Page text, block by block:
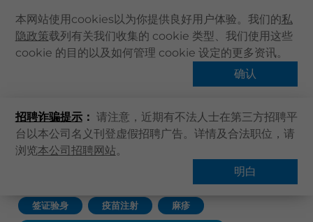
本网站使用cookies以为你提供良好用户体验。我们的私
隐政策载列有关我们收集的 cookie 类型、我们使用这些
cookie 的目的以及如何管理 cookie 设定的更多资讯。
确认
招聘诈骗提示： 请注意，近期有不法人士在第三方招聘平
台以本公司名义刊登虚假招聘广告。详情及合法职位，请
浏览本公司招聘网站。
明白
主页
卓健服务
卓健手机App
最新资讯
主页 卓健服务 签证验身服务
签证验身
疫苗注射 麻疹